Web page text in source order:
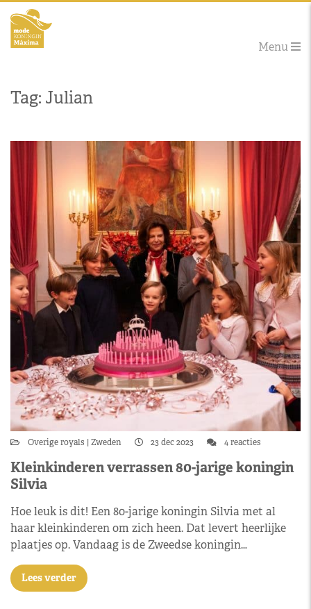
Menu
Tag: Julian
Overige royals Zweden 23 dec 2023 4 reacties
Kleinkinderen verrassen 80-jarige koningin
Silvia
Hoe leuk is dit! Een 80-jarige koningin Silvia met al
haar kleinkinderen om zich heen. Dat levert heerlijke
plaatjes op. Vandaag is de Zweedse koningin…
Lees verder